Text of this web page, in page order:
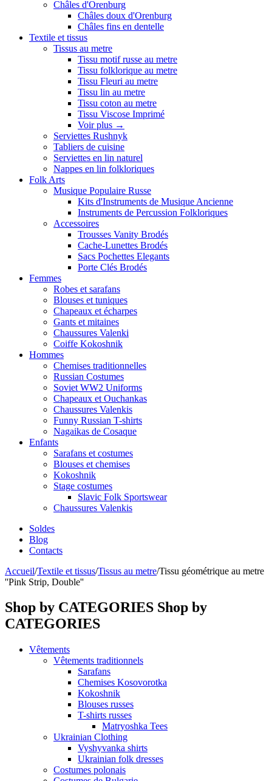
Châles d'Orenburg
Châles doux d'Orenburg
Châles fins en dentelle
Textile et tissus
Tissus au metre
Tissu motif russe au metre
Tissu folklorique au metre
Tissu Fleuri au metre
Tissu lin au metre
Tissu coton au metre
Tissu Viscose Imprimé
Voir plus →
Serviettes Rushnyk
Tabliers de cuisine
Serviettes en lin naturel
Nappes en lin folkloriques
Folk Arts
Musique Populaire Russe
Kits d'Instruments de Musique Ancienne
Instruments de Percussion Folkloriques
Accessoires
Trousses Vanity Brodés
Cache-Lunettes Brodés
Sacs Pochettes Elegants
Porte Clés Brodés
Femmes
Robes et sarafans
Blouses et tuniques
Chapeaux et écharpes
Gants et mitaines
Chaussures Valenki
Coiffe Kokoshnik
Hommes
Chemises traditionnelles
Russian Costumes
Soviet WW2 Uniforms
Chapeaux et Ouchankas
Chaussures Valenkis
Funny Russian T-shirts
Nagaikas de Cosaque
Enfants
Sarafans et costumes
Blouses et chemises
Kokoshnik
Stage costumes
Slavic Folk Sportswear
Chaussures Valenkis
Soldes
Blog
Contacts
Accueil/Textile et tissus/Tissus au metre/Tissu géométrique au metre
''Pink Strip, Double''
Shop by CATEGORIES Shop by
CATEGORIES
Vêtements
Vêtements traditionnels
Sarafans
Chemises Kosovorotka
Kokoshnik
Blouses russes
T-shirts russes
Matryoshka Tees
Ukrainian Clothing
Vyshyvanka shirts
Ukrainian folk dresses
Costumes polonais